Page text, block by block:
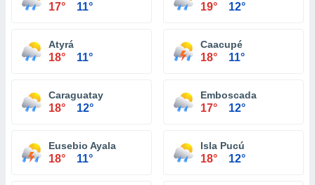
17° 11° 19° 12°
Atyrá
18° 11°
Caacupé
18° 11°
Caraguatay
18° 12°
Emboscada
17° 12°
Eusebio Ayala
18° 11°
Isla Pucú
18° 12°